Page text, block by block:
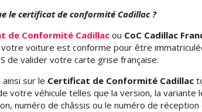
le certificat de conformité Cadillac ?
de Conformité Cadillac ou CoC Cadillac
voiture est conforme pour être
de valider votre carte grise française.
sur le Certificat de Conformité Cadillac
votre véhicule telles que la version, la variante
numéro de châssis ou le numéro de réception